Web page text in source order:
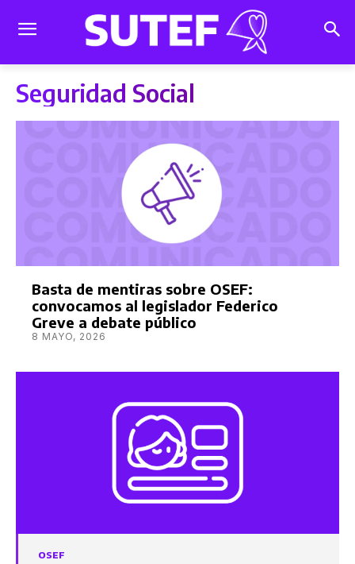
Seguridad Social
Basta de mentiras sobre OSEF:
convocamos al legislador Federico
Greve a debate público
8 MAYO, 2026
OSEF